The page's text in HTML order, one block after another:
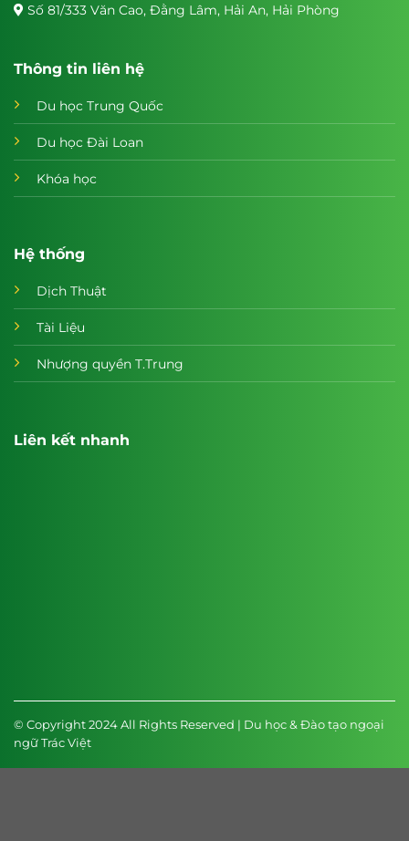
Số 81/333 Văn Cao, Đằng Lâm, Hải An, Hải Phòng
Thông tin liên hệ
Du học Trung Quốc
Du học Đài Loan
Khóa học
Hệ thống
Dịch Thuật
Tài Liệu
Nhượng quyền T.Trung
Liên kết nhanh
© Copyright 2024 All Rights Reserved | Du học & Đào tạo ngoại
ngữ Trác Việt